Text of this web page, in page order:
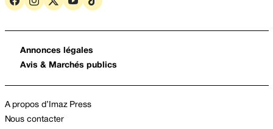
Annonces légales
Avis & Marchés publics
A propos d’Imaz Press
Nous contacter